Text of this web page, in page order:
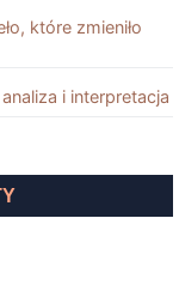
które zmieniło
i interpretacja